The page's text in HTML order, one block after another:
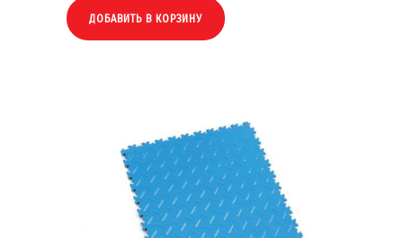
ДОБАВИТЬ В КОРЗИНУ